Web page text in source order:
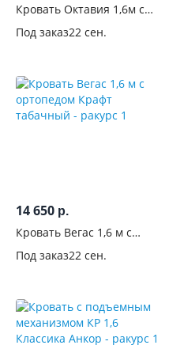
Кровать Октавия 1,6м с
Атлантида
Под заказ22 сен.
14 650 р.
Кровать Вегас 1,6 м с
табачный
Под заказ22 сен.